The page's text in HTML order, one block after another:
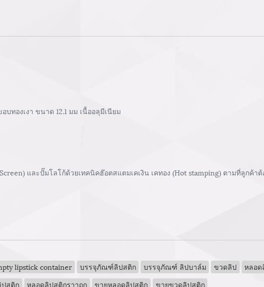
ทองเงา ขนาด 12.1 มม เนื้ออลุมีเนียม
และปั๊มโลโก้ด้วยเทคนิคฮ๊อตสแตมเคเงิน เคทอง (Hot stamping) ตามที่ลูกค้า
lipstick container บรรจุภัณฑ์ลิปสติก บรรจุภัณฑ์ ลิปบาล์ม ขวดลิป หลอด
สติก หลอดลิปสติกราาถูก ขายหลอดลิปสติก ขายขวดลิปสติก